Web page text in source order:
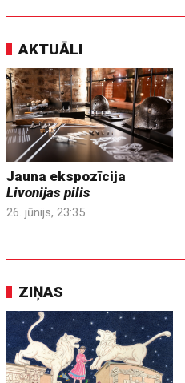
AKTUĀLI
Jauna ekspozīcija
Livonijas pilis
26. jūnijs, 23:35
ZIŅAS